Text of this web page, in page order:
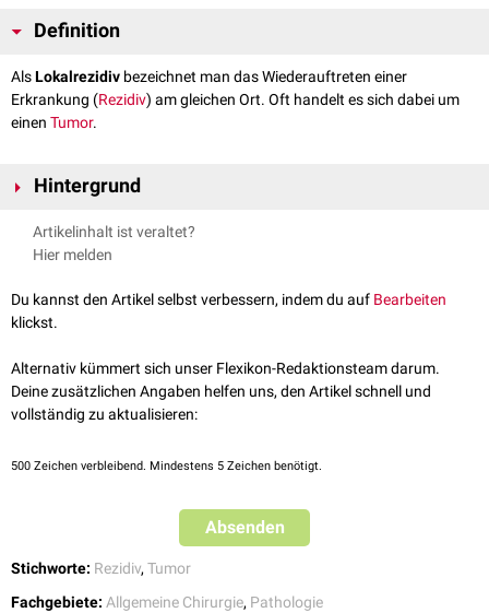
Definition
AlsLokalrezidiv bezeichnet man das Wiederauftreten einer
Erkrankung (Rezidiv) am gleichen Ort. Oft handelt es sich dabei um
einen Tumor.
Hintergrund
Lokalrezidive treten zum Beispiel auf, wenn es bei einer chirurgischen
Tumorentfernung nicht gelungen ist, den Tumor vollständig im Gesunden
vermehren und zu einem Rezidiv im Bereich des Schnittrands bzw. der
Entnahmestelle führen.
Artikelinhalt ist veraltet?
Hier melden
Du kannst den Artikel selbst verbessern, indem du auf Bearbeiten
klickst.
Alternativ kümmert sich unser Flexikon-Redaktionsteam darum.
Deine zusätzlichen Angaben helfen uns, den Artikel schnell und
vollständig zu aktualisieren:
500 Zeichen verbleibend. Mindestens 5 Zeichen benötigt.
Absenden
Stichworte: Rezidiv, Tumor
Fachgebiete: Allgemeine Chirurgie, Pathologie